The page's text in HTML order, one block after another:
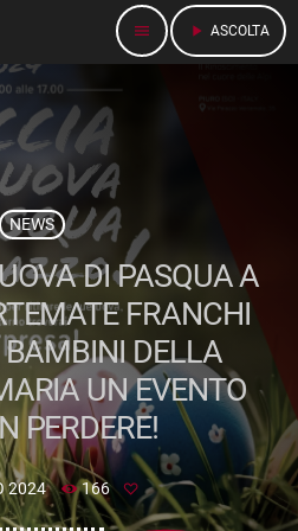
menu play_arrow ASCOLTA
NEWS
DI PASQUA A
FRANCHI
BAMBINI DELLA
UN EVENTO
PERDERE!
2024 166